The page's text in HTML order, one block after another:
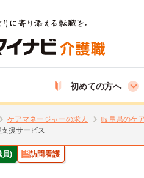
初めての方へ
ケアマネージャーの求人 岐阜県のケ
援サービス
員) 訪問看護